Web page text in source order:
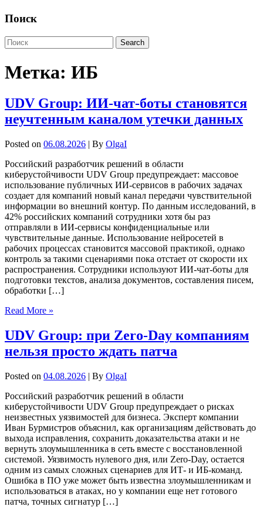
Поиск
Метка: ИБ
UDV Group: ИИ-чат-боты становятся
неучтенным каналом утечки данных
Posted on 06.08.2026 | By OlgaI
Российский разработчик решений в области
киберустойчивости UDV Group предупреждает: массовое
использование публичных ИИ-сервисов в рабочих задачах
создает для компаний новый канал передачи чувствительной
информации во внешний контур. По данным исследований, в
42% российских компаний сотрудники хотя бы раз
отправляли в ИИ-сервисы конфиденциальные или
чувствительные данные. Использование нейросетей в
рабочих процессах становится массовой практикой, однако
контроль за такими сценариями пока отстает от скорости их
распространения. Сотрудники используют ИИ-чат-боты для
подготовки текстов, анализа документов, составления писем,
обработки […]
Read More »
UDV Group: при Zero-Day компаниям
нельзя просто ждать патча
Posted on 04.08.2026 | By OlgaI
Российский разработчик решений в области
киберустойчивости UDV Group предупреждает о рисках
неизвестных уязвимостей для бизнеса. Эксперт компании
Иван Бурмистров объяснил, как организациям действовать до
выхода исправления, сохранить доказательства атаки и не
вернуть злоумышленника в сеть вместе с восстановленной
системой. Уязвимость нулевого дня, или Zero-Day, остается
одним из самых сложных сценариев для ИТ- и ИБ-команд.
Ошибка в ПО уже может быть известна злоумышленникам и
использоваться в атаках, но у компании еще нет готового
патча, точных сигнатур […]